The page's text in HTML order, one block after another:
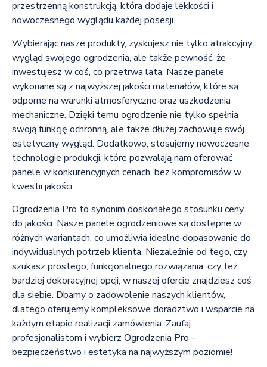
przestrzenną konstrukcją, która dodaje lekkości i
nowoczesnego wyglądu każdej posesji.
Wybierając nasze produkty, zyskujesz nie tylko atrakcyjny
wygląd swojego ogrodzenia, ale także pewność, że
inwestujesz w coś, co przetrwa lata. Nasze panele
wykonane są z najwyższej jakości materiałów, które są
odporne na warunki atmosferyczne oraz uszkodzenia
mechaniczne. Dzięki temu ogrodzenie nie tylko spełnia
swoją funkcję ochronną, ale także dłużej zachowuje swój
estetyczny wygląd. Dodatkowo, stosujemy nowoczesne
technologie produkcji, które pozwalają nam oferować
panele w konkurencyjnych cenach, bez kompromisów w
kwestii jakości.
Ogrodzenia Pro to synonim doskonałego stosunku ceny
do jakości. Nasze panele ogrodzeniowe są dostępne w
różnych wariantach, co umożliwia idealne dopasowanie do
indywidualnych potrzeb klienta. Niezależnie od tego, czy
szukasz prostego, funkcjonalnego rozwiązania, czy też
bardziej dekoracyjnej opcji, w naszej ofercie znajdziesz coś
dla siebie. Dbamy o zadowolenie naszych klientów,
dlatego oferujemy kompleksowe doradztwo i wsparcie na
każdym etapie realizacji zamówienia. Zaufaj
profesjonalistom i wybierz Ogrodzenia Pro –
bezpieczeństwo i estetyka na najwyższym poziomie!